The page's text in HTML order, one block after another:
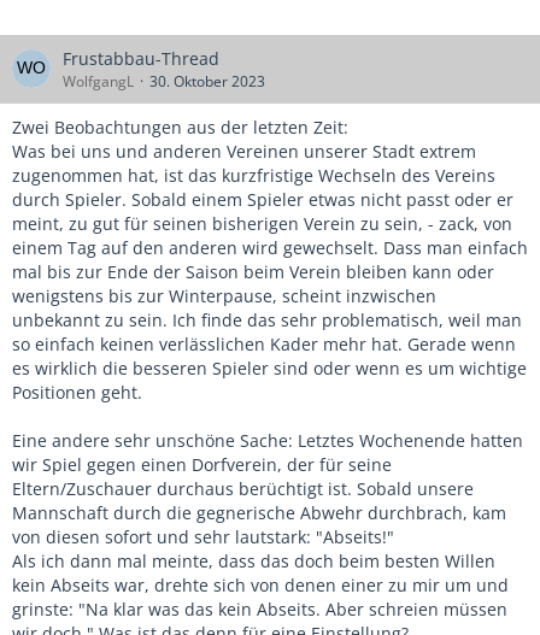
Frustabbau-Thread
WolfgangL 30. Oktober 2023
Zwei Beobachtungen aus der letzten Zeit:
Was bei uns und anderen Vereinen unserer Stadt extrem
zugenommen hat, ist das kurzfristige Wechseln des Vereins
durch Spieler. Sobald einem Spieler etwas nicht passt oder er
meint, zu gut für seinen bisherigen Verein zu sein, - zack, von
einem Tag auf den anderen wird gewechselt. Dass man einfach
mal bis zur Ende der Saison beim Verein bleiben kann oder
wenigstens bis zur Winterpause, scheint inzwischen
unbekannt zu sein. Ich finde das sehr problematisch, weil man
so einfach keinen verlässlichen Kader mehr hat. Gerade wenn
es wirklich die besseren Spieler sind oder wenn es um wichtige
Positionen geht.
Eine andere sehr unschöne Sache: Letztes Wochenende hatten
wir Spiel gegen einen Dorfverein, der für seine
Eltern/Zuschauer durchaus berüchtigt ist. Sobald unsere
Mannschaft durch die gegnerische Abwehr durchbrach, kam
von diesen sofort und sehr lautstark: "Abseits!"
Als ich dann mal meinte, dass das doch beim besten Willen
kein Abseits war, drehte sich von denen einer zu mir um und
grinste: "Na klar was das kein Abseits. Aber schreien müssen